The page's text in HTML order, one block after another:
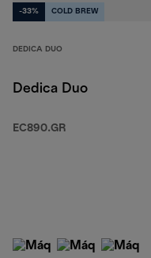
-33% COLD BREW
DEDICA DUO
Dedica Duo
EC890.GR